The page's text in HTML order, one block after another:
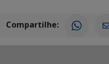
Compartilhe: